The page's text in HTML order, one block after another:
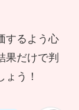
するよう心
果だけで判
う！